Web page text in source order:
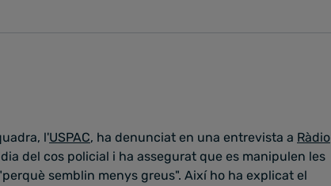
l'USPAC, ha denunciat en una entrevista a Ràdio
del cos policial i ha assegurat que es manipulen les
semblin menys greus". Així ho ha explicat el